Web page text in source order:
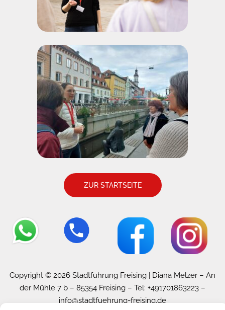
ZUR STARTSEITE
Copyright © 2026 Stadtführung Freising | Diana Melzer – An
der Mühle 7 b – 85354 Freising – Tel: +491701863223 –
info@stadtfuehrung-freising.de